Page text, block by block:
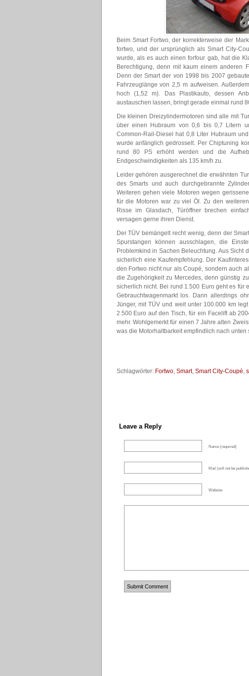
Beim Smart Fortwo, der korrekterweise der
fortwo, und der ursprünglich als Smart City-
wurde, als es auch einen forfour gab, hat die
Berechtigung, denn mit kaum einem anderen
Denn der Smart der von 1998 bis 2007
Fahrzeuglänge von 2,5 m aufweisen.
hoch (1,52 m). Das Plastikauto, dessen
austauschen lassen, bringt gerade einmal rund
Die kleinen Dreizylindermotoren sind alle mit
über einen Hubraum von 0,6 bis 0,7 Litern
Common-Rail-Diesel hat 0,8 Liter Hubraum
wurde anfänglich gedrosselt. Per Chiptuning
rund 80 PS erhöht werden und die
Endgeschwindigkeiten als 135 km/h zu.
Leider gehören ausgerechnet die erwähnten
des Smarts und auch durchgebrannte
Weiteren gehen viele Motoren wegen
für die Motoren war zu viel Öl. Zu den
Risse im Glasdach, Türöffner brechen
versagen gerne ihren Dienst.
Der TÜV bemängelt recht wenig, denn der
Spurstangen können ausschlagen, die
Problemkind in Sachen Beleuchtung. Aus Sicht
sicherlich eine Kaufempfehlung. Der
den Fortwo nicht nur als Coupé, sondern auch
die Zugehörigkeit zu Mercedes, denn günstig
sicherlich nicht. Bei rund 1.500 Euro geht es für
Gebrauchtwagenmarkt los. Dann allerdings
Jünger, mit TÜV und weit unter 100.000 km
2.500 Euro auf den Tisch, für ein Facelift ab
mehr. Wohlgemerkt für einen 7 Jahre alten
was die Motorhaltbarkeit empfindlich nach unten
Schlagwörter: Fortwo, Smart, Smart City-Coupé,
Leave a Reply
Name (required)
Mail (will not be
Website